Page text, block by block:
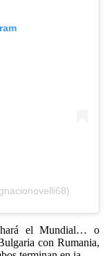
hará el Mundial… o
con Rumania,